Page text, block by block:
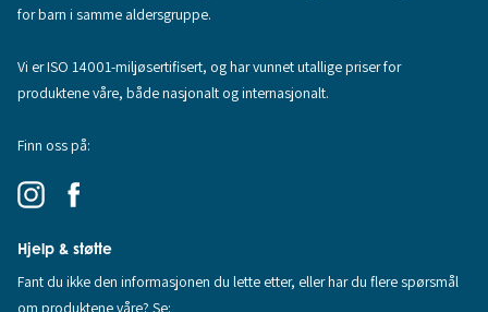
for barn i samme aldersgruppe.
Vi er ISO 14001-miljøsertifisert, og har vunnet utallige priser for
produktene våre, både nasjonalt og internasjonalt.
Finn oss på:
Hjelp & støtte
Fant du ikke den informasjonen du lette etter, eller har du flere spørsmål
om produktene våre? Se: